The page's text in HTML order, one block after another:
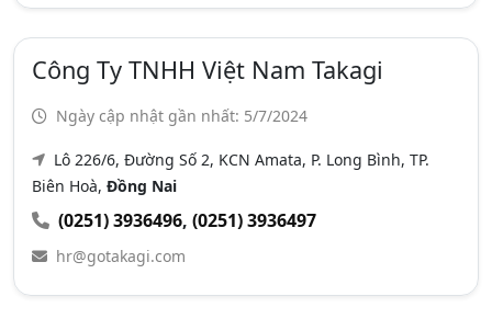
Công Ty TNHH Việt Nam Takagi
Ngày cập nhật gần nhất: 5/7/2024
Lô 226/6, Đường Số 2, KCN Amata, P. Long Bình, TP.
Biên Hoà, Đồng Nai
(0251) 3936496, (0251) 3936497
hr@gotakagi.com